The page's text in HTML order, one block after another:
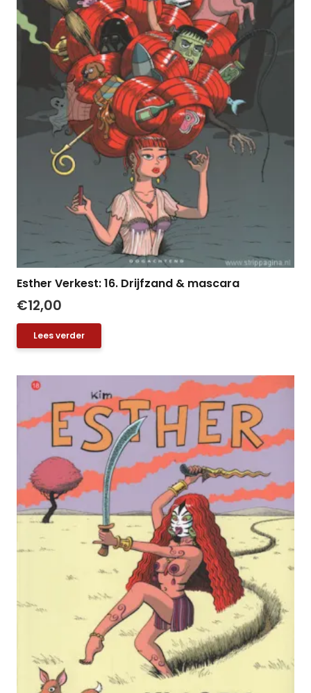
Esther Verkest: 16. Drijfzand & mascara
€12,00
Lees verder